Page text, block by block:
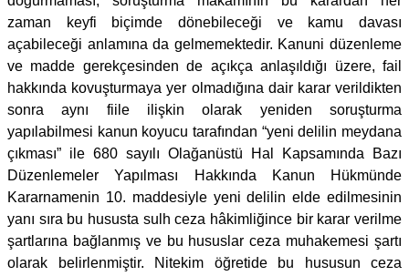
zaman keyfi biçimde dönebileceği ve kamu davası
açabileceği anlamına da gelmemektedir. Kanuni düzenleme
ve madde gerekçesinden de açıkça anlaşıldığı üzere, fail
hakkında kovuşturmaya yer olmadığına dair karar verildikten
sonra aynı fiile ilişkin olarak yeniden soruşturma
yapılabilmesi kanun koyucu tarafından “yeni delilin meydana
çıkması” ile 680 sayılı Olağanüstü Hal Kapsamında Bazı
Düzenlemeler Yapılması Hakkında Kanun Hükmünde
Kararnamenin 10. maddesiyle yeni delilin elde edilmesinin
yanı sıra bu hususta sulh ceza hâkimliğince bir karar verilme
şartlarına bağlanmış ve bu hususlar ceza muhakemesi şartı
olarak belirlenmiştir. Nitekim öğretide bu hususun ceza